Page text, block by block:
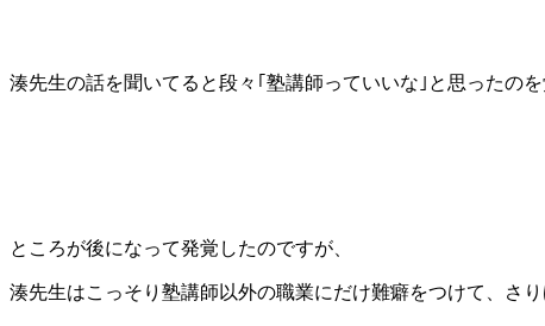
湊先生の話を聞いてると段々｢塾講師っていいな｣と思ったの
ところが後になって発覚したのですが、
湊先生はこっそり塾講師以外の職業にだけ難癖をつけて、さ